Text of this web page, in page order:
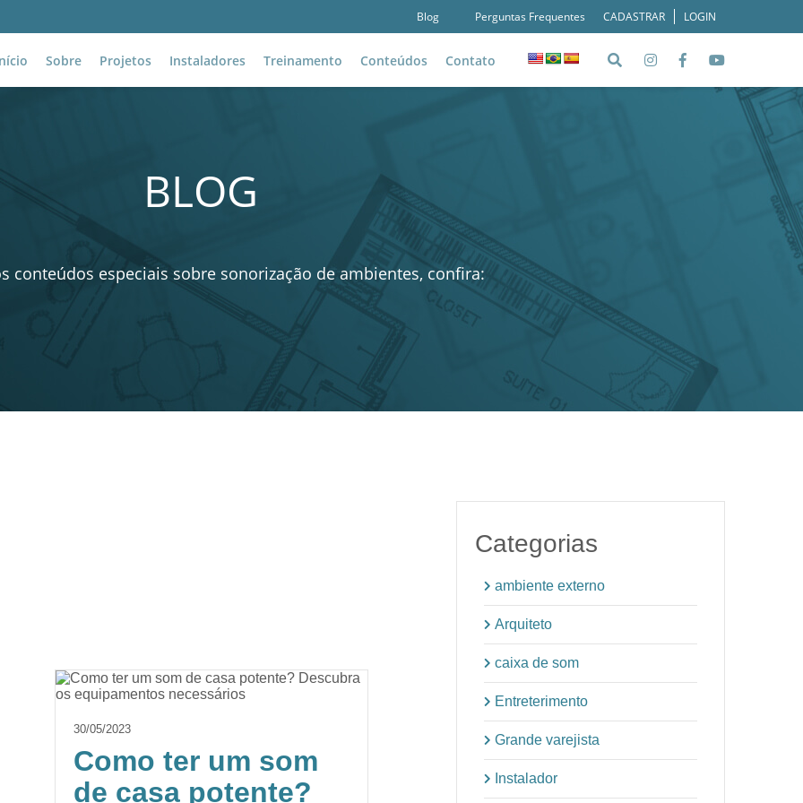
Blog Perguntas Frequentes CADASTRAR LOGIN
Sobre Projetos Instaladores Treinamento Conteúdos Contato
BLOG
conteúdos especiais sobre sonorização de ambientes, confira:
30/05/2023
Como ter um som
de casa potente?
Categorias
ambiente externo
Arquiteto
caixa de som
Entreterimento
Grande varejista
Instalador